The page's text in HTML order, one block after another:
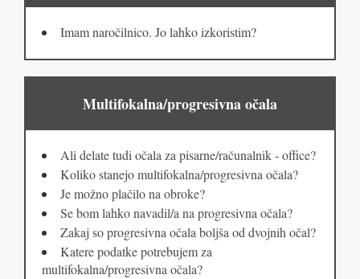
Imam naročilnico. Jo lahko izkoristim?
Multifokalna/progresivna očala
Ali delate tudi očala za pisarne/računalnik - office?
Koliko stanejo multifokalna/progresivna očala?
Je možno plačilo na obroke?
Se bom lahko navadil/a na progresivna očala?
Zakaj so progresivna očala boljša od dvojnih očal?
Katere podatke potrebujem za
multifokalna/progresivna očala?